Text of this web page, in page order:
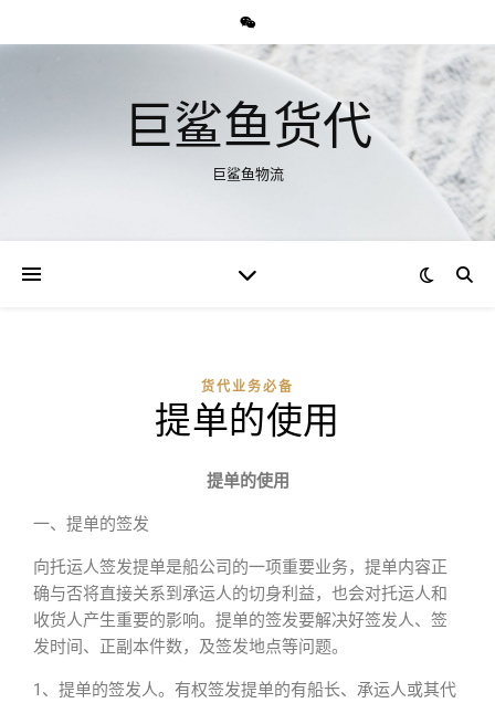
巨鲨鱼货代
巨鲨鱼物流
货代业务必备
提单的使用
提单的使用
一、提单的签发
向托运人签发提单是船公司的一项重要业务，提单内容正
确与否将直接关系到承运人的切身利益，也会对托运人和
收货人产生重要的影响。提单的签发要解决好签发人、签
发时间、正副本件数，及签发地点等问题。
1、提单的签发人。 有权签发提单的有船长、承运人或其代